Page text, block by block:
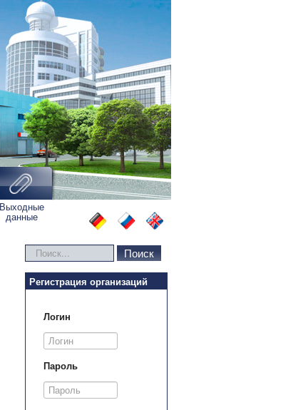
Выходные
данные
Искать... Поиск
Регистрация организаций
Логин
Пароль